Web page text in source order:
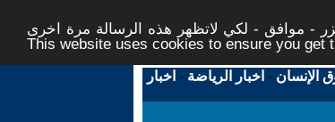
- موافق - لكي لاتظهر هذه الرسالة مرة اخرى -
This website uses cookies to ensure you get
الإنسان - اخبار الرياضة - اخبار